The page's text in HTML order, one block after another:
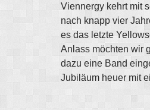
Viennergy kehrt mit
nach knapp vier
es das letzte
Anlass möchten wir
dazu eine Band
Jubiläum heuer mit